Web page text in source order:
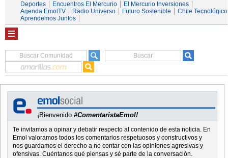
Deportes Encuentros El Mercurio
El Mercurio Inversiones
Agenda EmolTV
Radio Universo Futuro Sostenible
Chile Tecnológico
Aprendemos Juntos
¡Bienvenido #ComentaristaEmol!
Te invitamos a opinar y debatir respecto al contenido de esta noticia. En
Emol valoramos todos los comentarios respetuosos y constructivos y
nos guardamos el derecho a no contar con las opiniones agresivas y
ofensivas. Cuéntanos qué piensas y sé parte de la conversación.